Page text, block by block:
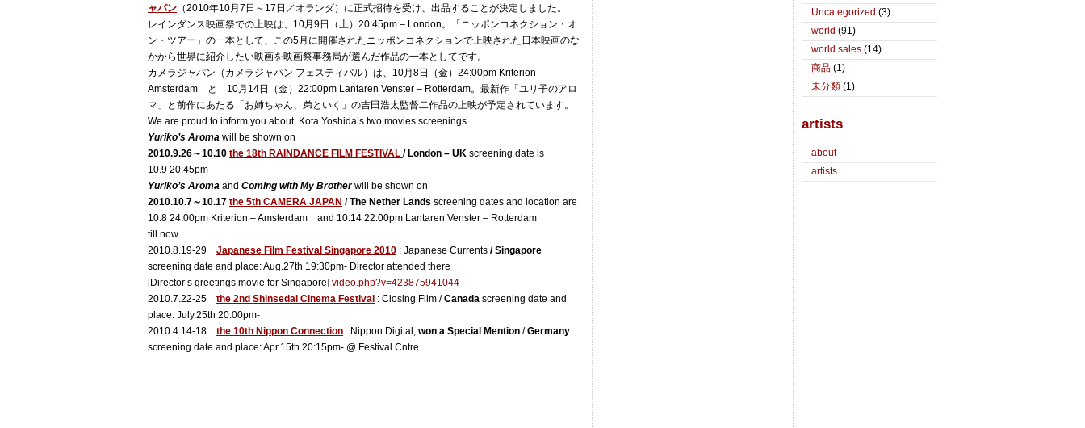
ャパン （2010年10月7日～17日／オランダ）に正式招待を受け、出品することが決定しました。
レインダンス映画祭での上映は、10月9日（土）20:45pm – London。「ニッポンコネクション・オ
ン・ツアー」の一本として、この5月に開催されたニッポンコネクションで上映された日本映画のな
かから世界に紹介したい映画を映画祭事務局が選んだ作品の一本としてです。
カメラジャパン（カメラジャパン フェスティバル）は、10月8日（金）24:00pm Kriterion –
Amsterdam と 10月14日（金）22:00pm Lantaren Venster – Rotterdam。最新作「ユリ子のアロ
マ」と前作にあたる「お姉ちゃん、弟といく」の吉田浩太監督二作品の上映が予定されています。
We are proud to inform you about Kota Yoshida’s two movies screenings
Yuriko’s Aroma will be shown on
2010.9.26～10.10 the 18th RAINDANCE FILM FESTIVAL / London – UK screening date is
10.9 20:45pm
Yuriko’s Aroma and Coming with My Brotherwill be shown on
2010.10.7～10.17 the 5th CAMERA JAPAN / The Nether Lands screening dates and location are
10.8 24:00pm Kriterion – Amsterdam and 10.14 22:00pm Lantaren Venster – Rotterdam
till now
2010.8.19-29 Japanese Film Festival Singapore 2010 : Japanese Currents / Singapore
screening date and place: Aug.27th 19:30pm- Director attended there
[Director’s greetings movie for Singapore] video.php?v=423875941044
2010.7.22-25 the 2nd Shinsedai Cinema Festival : Closing Film /Canada screening date and
place: July.25th 20:00pm-
2010.4.14-18 the 10th Nippon Connection : Nippon Digital, won a Special Mention /Germany
screening date and place: Apr.15th 20:15pm- @ Festival Cntre
Uncategorized (3)
world (91)
world sales (14)
商品 (1)
未分類 (1)
artists
about
artists